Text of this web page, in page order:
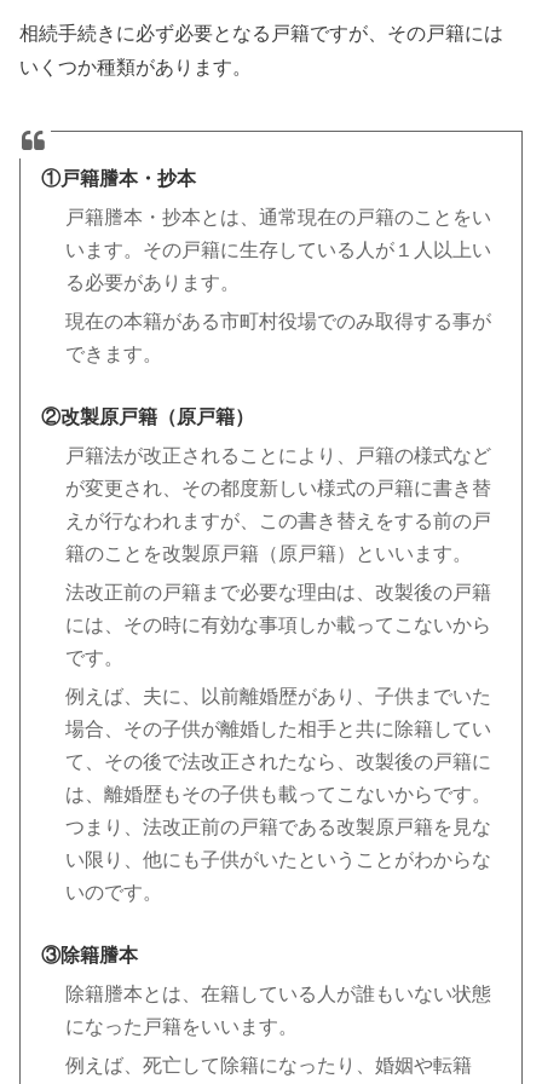
相続手続きに必ず必要となる戸籍ですが、その戸籍には
いくつか種類があります。
①戸籍謄本・抄本
戸籍謄本・抄本とは、通常現在の戸籍のことをい
います。その戸籍に生存している人が１人以上い
る必要があります。
現在の本籍がある市町村役場でのみ取得する事が
できます。
②改製原戸籍（原戸籍）
戸籍法が改正されることにより、戸籍の様式など
が変更され、その都度新しい様式の戸籍に書き替
えが行なわれますが、この書き替えをする前の戸
籍のことを改製原戸籍（原戸籍）といいます。
法改正前の戸籍まで必要な理由は、改製後の戸籍
には、その時に有効な事項しか載ってこないから
です。
例えば、夫に、以前離婚歴があり、子供までいた
場合、その子供が離婚した相手と共に除籍してい
て、その後で法改正されたなら、改製後の戸籍に
は、離婚歴もその子供も載ってこないからです。
つまり、法改正前の戸籍である改製原戸籍を見な
い限り、他にも子供がいたということがわからな
いのです。
③除籍謄本
除籍謄本とは、在籍している人が誰もいない状態
になった戸籍をいいます。
例えば、死亡して除籍になったり、婚姻や転籍